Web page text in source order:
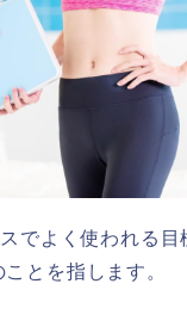
でよく使われる目
とを指します。